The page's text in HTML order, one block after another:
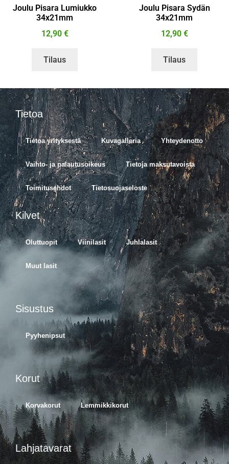
Joulu Pisara Lumiukko
34x21mm
12,90 €
Tilaus
Joulu Pisara Sydän
34x21mm
12,90 €
Tilaus
Tietoa
Tietoa yrityksestä Kuvagalleria Yhteydenotto
Vaihto- ja palautusoikeus Tietoja maksutavoista
Toimitusehdot Tietosuojaseloste
Kilvet
Oluttuopit Viinilasit Juhlalasit
Muut lasit
Sisustus
Pyyhenipsut
Korut
Korvakorut Lemmikkikorut
Lahjatavarat